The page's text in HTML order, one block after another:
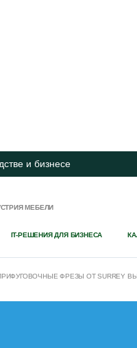
и бизнесе
МЕБЕЛИ
IT-РЕШЕНИЯ ДЛЯ БИЗНЕСА
ФРЕЗЫ ОТ SURREY